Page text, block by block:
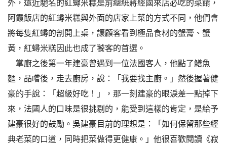
外，遠近馳名的紅蟳米糕是前總統蔣經國來店必吃的菜餚，
阿霞飯店的紅蟳米糕與外面的店家上菜的方式不同，他們會
將每隻紅蟳的剖開上桌，讓顧客看到極品食材的蟹膏、蟹
黃，紅蟳米糕因此也成了饕客的首選。
掌廚之後第一年建豪曾遇到一位法國客人，他點了鱔魚
麵，品嚐後，走去廚房，說：「我要找主廚。」然後握著健
豪的手說：「超級好吃！」，那一刻建豪的眼淚差一點掉下
來，法國人的口味是很挑剔的，能受到這樣的肯定，是給予
建豪很好的鼓勵。吳建豪目前的理想是：「如何保留那些經
典老菜的口道，同時把菜做得更健康。」他很喜歡閱讀《寂